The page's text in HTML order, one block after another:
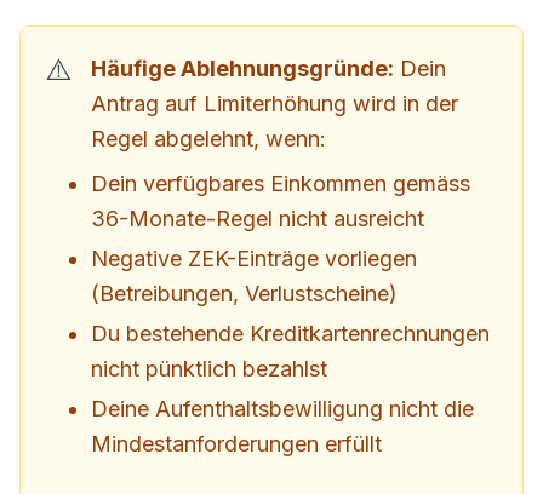
Häufige Ablehnungsgründe: Dein
Antrag auf Limiterhöhung wird in der
Regel abgelehnt, wenn:
Dein verfügbares Einkommen gemäss
36-Monate-Regel nicht ausreicht
Negative ZEK-Einträge vorliegen
(Betreibungen, Verlustscheine)
Du bestehende Kreditkartenrechnungen
nicht pünktlich bezahlst
Deine Aufenthaltsbewilligung nicht die
Mindestanforderungen erfüllt